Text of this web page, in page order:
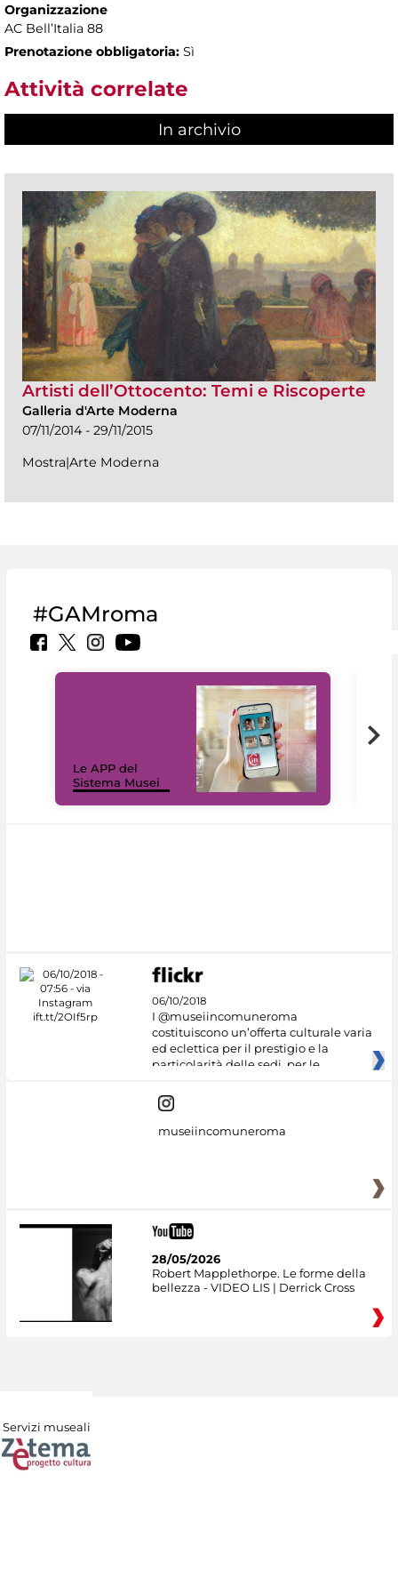
Organizzazione
AC Bell’Italia 88
Prenotazione obbligatoria: Sì
Attività correlate
In archivio
Artisti dell’Ottocento: Temi e Riscoperte
Galleria d'Arte Moderna
07/11/2014 - 29/11/2015
Mostra|Arte Moderna
#GAMroma
Le APP del
Sistema Musei
06/10/2018
I @museiincomuneroma
costituiscono un’offerta culturale varia
ed eclettica per il prestigio e la
particolarità delle sedi, per le
museiincomuneroma
28/05/2026
Robert Mapplethorpe. Le forme della
bellezza - VIDEO LIS | Derrick Cross
Servizi museali